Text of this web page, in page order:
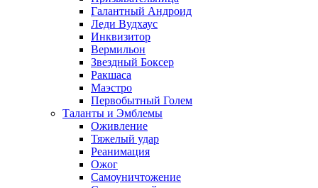
Галантный Андроид
Леди Вудхаус
Инквизитор
Вермильон
Звездный Боксер
Ракшаса
Маэстро
Первобытный Голем
Таланты и Эмблемы
Оживление
Тяжелый удар
Реанимация
Ожог
Самоуничтожение